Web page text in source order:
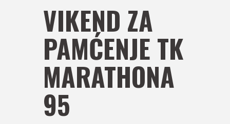
VIKEND ZA
PAMĆENJE TK
MARATHONA
95